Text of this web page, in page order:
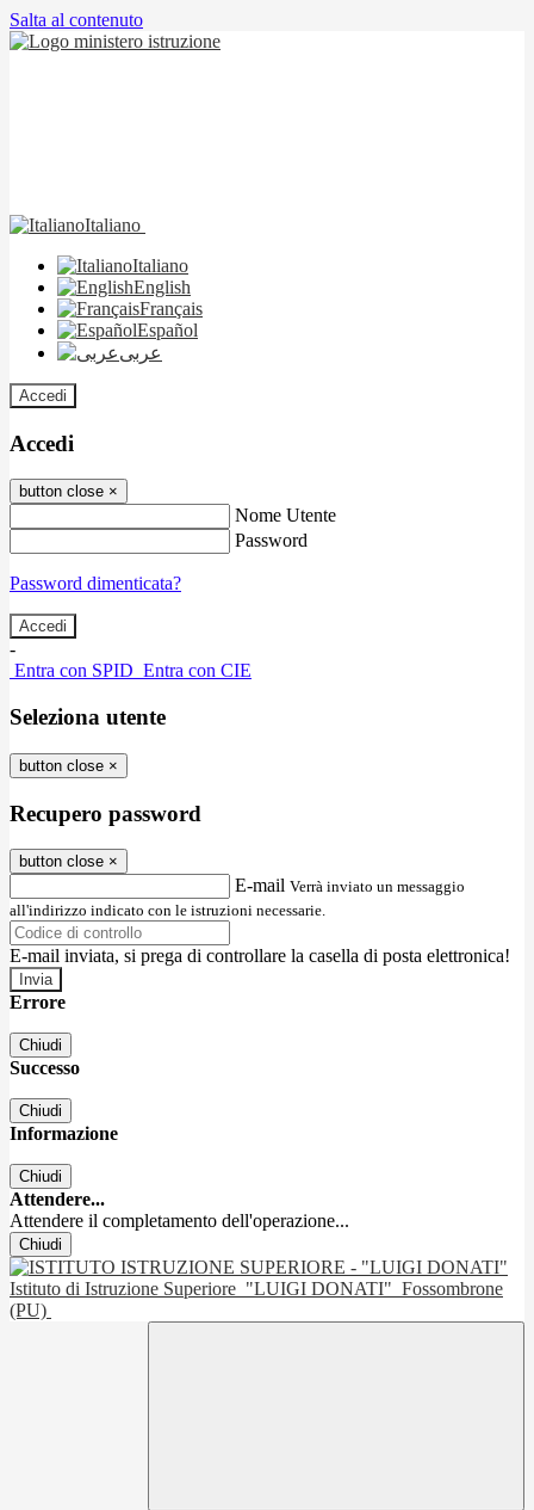
Salta al contenuto
Italiano
Italiano
English
Français
Español
عربى
Accedi
Accedi
button close ×
Nome Utente
Password
Password dimenticata?
-
Entra con SPID Entra con CIE
Seleziona utente
button close ×
Recupero password
button close ×
E-mail Verrà inviato un messaggio
all'indirizzo indicato con le istruzioni necessarie.
E-mail inviata, si prega di controllare la casella di posta elettronica!
Errore
Chiudi
Successo
Chiudi
Informazione
Chiudi
Attendere...
Attendere il completamento dell'operazione...
Chiudi
Istituto di Istruzione Superiore "LUIGI DONATI" Fossombrone
(PU)